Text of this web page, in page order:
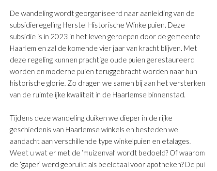
De wandeling wordt georganiseerd naar aanleiding van de
subsidieregeling Herstel Historische Winkelpuien. Deze
subsidie is in 2023 in het leven geroepen door de gemeente
Haarlem en zal de komende vier jaar van kracht blijven. Met
deze regeling kunnen prachtige oude puien gerestaureerd
worden en moderne puien teruggebracht worden naar hun
historische glorie. Zo dragen we samen bij aan het versterken
van de ruimtelijke kwaliteit in de Haarlemse binnenstad.
Tijdens deze wandeling duiken we dieper in de rijke
geschiedenis van Haarlemse winkels en besteden we
aandacht aan verschillende type winkelpuien en etalages.
Weet u wat er met de ‘muizenval’ wordt bedoeld? Of waarom
de ‘gaper’ werd gebruikt als beeldtaal voor apotheken? De pui